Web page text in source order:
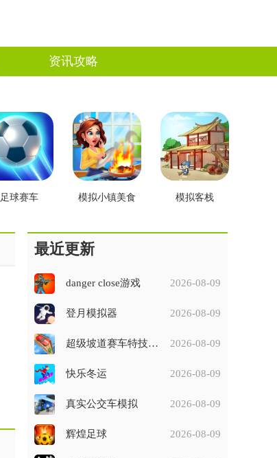
资讯攻略
足球赛车 模拟小镇美食 模拟客栈
最近更新
danger close游戏 2026-08-09
登月模拟器 2026-08-09
超级坡道赛车特技比赛 2026-08-09
快乐冬运 2026-08-09
真实公交车模拟 2026-08-09
辉煌足球 2026-08-09